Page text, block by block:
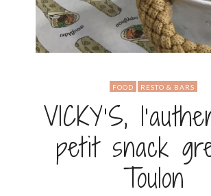
FOOD RESTO & BARS
VICKY’S,
petit snack
Toulon